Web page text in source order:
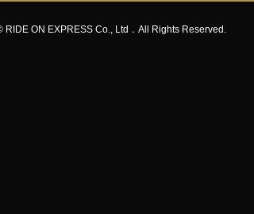
RIDE ON EXPRESS Co., Ltd．All Rights Reserved.